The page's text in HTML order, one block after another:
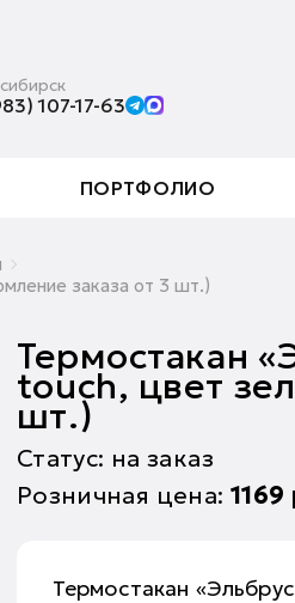
107-17-63
ПОРТФОЛИО
заказа от 3 шт.)
Термостакан
touch, цвет
шт.)
Статус: на заказ
Розничная цена: 1169
Термостакан